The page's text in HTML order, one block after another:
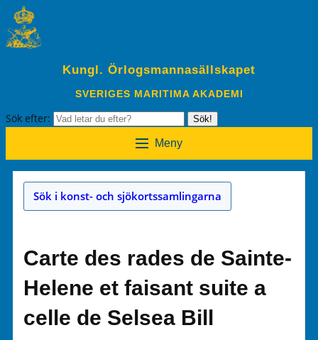
Kungl. Örlogsmannasällskapet
SVERIGES MARITIMA AKADEMI
Sök efter: Sök!
Meny
Sök i konst- och sjökortssamlingarna
Carte des rades de Sainte-
Helene et faisant suite a
celle de Selsea Bill